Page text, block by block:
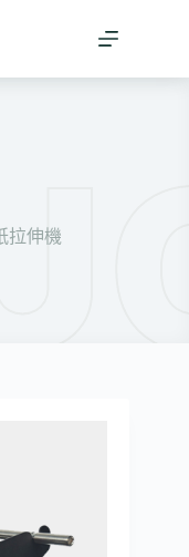
拉伸機